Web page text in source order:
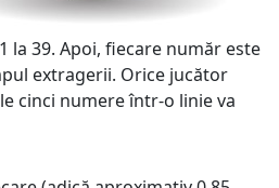
la 39. Apoi, fiecare număr este
extragerii. Orice jucător
cinci numere într-o linie va